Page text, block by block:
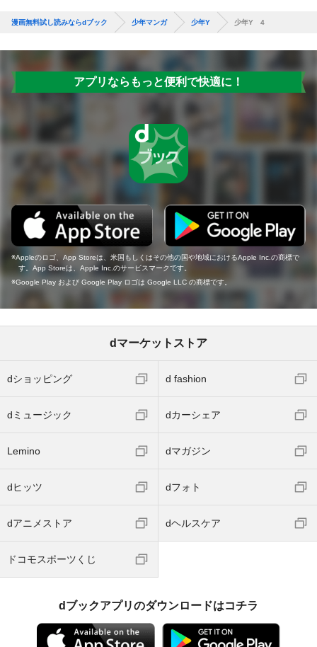
漫画無料試し読みならdブック 少年マンガ 少年Y 少年Y 4
アプリならもっと便利で快適に！
Appleのロゴ、App Storeは、米国もしくはその他の国や地域におけるApple Inc.の商標で
す。App Storeは、Apple Inc.のサービスマークです。
Google Play および Google Play ロゴは Google LLC の商標です。
dマーケットストア
dショッピング d fashion
dミュージック dカーシェア
Lemino dマガジン
dヒッツ dフォト
dアニメストア dヘルスケア
ドコモスポーツくじ
dブックアプリのダウンロードはコチラ